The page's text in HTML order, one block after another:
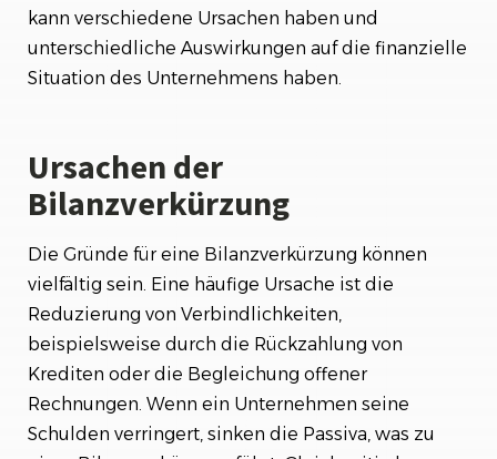
kann verschiedene Ursachen haben und
unterschiedliche Auswirkungen auf die finanzielle
Situation des Unternehmens haben.
Ursachen der
Bilanzverkürzung
Die Gründe für eine Bilanzverkürzung können
vielfältig sein. Eine häufige Ursache ist die
Reduzierung von Verbindlichkeiten,
beispielsweise durch die Rückzahlung von
Krediten oder die Begleichung offener
Rechnungen. Wenn ein Unternehmen seine
Schulden verringert, sinken die Passiva, was zu